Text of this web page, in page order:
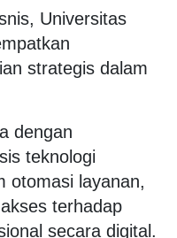
Universitas
strategis dalam
dengan
teknologi
otomasi layanan,
terhadap
secara digital.